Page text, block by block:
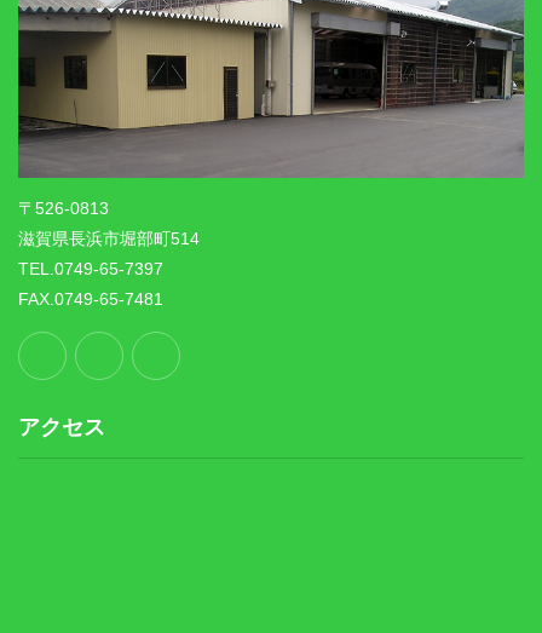
〒526-0813
滋賀県長浜市堀部町514
TEL.0749-65-7397
FAX.0749-65-7481
アクセス